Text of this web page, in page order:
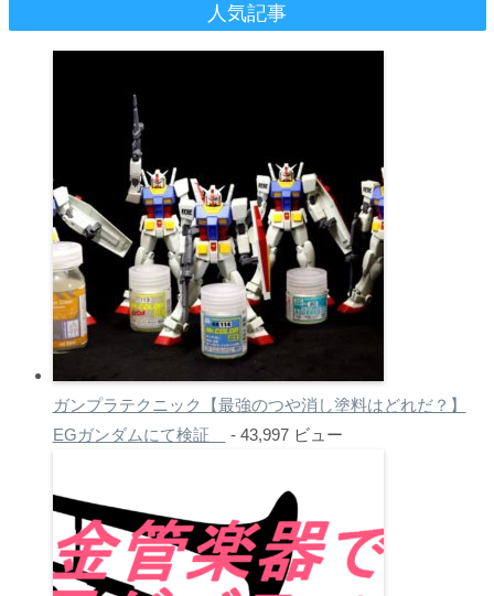
人気記事
ガンプラテクニック【最強のつや消し塗料はどれだ？】
EGガンダムにて検証
- 43,997 ビュー